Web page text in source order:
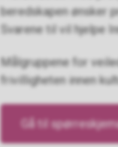
beredskapen ønsker
Svarene til vil hjelpe
Målgruppene for
frivilligheten innen
Gå til